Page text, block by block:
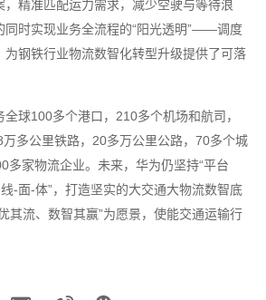
精准匹配运力需求，减少空驶与等待浪
同时实现业务全流程的“阳光透明”——调度
为钢铁行业物流数智化转型升级提供了可落
球100多个港口，210多个机场和航司，
多公里铁路，20多万公里公路，70多个城
多家物流企业。未来，华为仍坚持“平台
-面-体”，打造坚实的大交通大物流数智底
其流、数智其赢”为愿景，使能交通运输行